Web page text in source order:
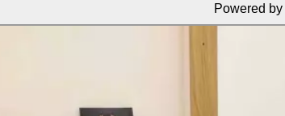
Powered by